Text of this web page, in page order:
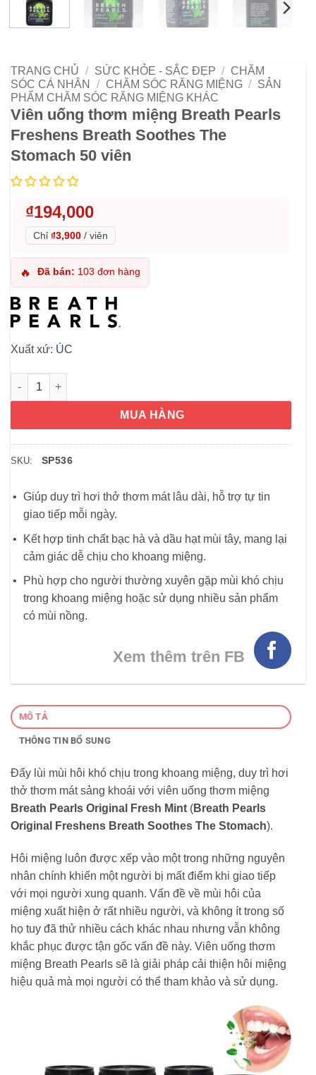
TRANG CHỦ / SỨC KHỎE - SẮC ĐẸP / CHĂM
SÓC CÁ NHÂN
/ CHĂM SÓC RĂNG MIỆNG / SẢN
PHẨM CHĂM SÓC RĂNG MIỆNG KHÁC
Viên uống thơm miệng Breath Pearls
Freshens Breath Soothes The
Stomach 50 viên
₫194,000
Chỉ ₫3,900 / viên
🔥 Đã bán: 103 đơn hàng
Xuất xứ: ÚC
Viên uống thơm miệng Breath Pearls Freshens Breath
MUA HÀNG
SKU: SP536
Giúp duy trì hơi thở thơm mát lâu dài, hỗ trợ tự tin
giao tiếp mỗi ngày.
Kết hợp tinh chất bạc hà và dầu hạt mùi tây, mang lại
cảm giác dễ chịu cho khoang miệng.
Phù hợp cho người thường xuyên gặp mùi khó chịu
trong khoang miệng hoặc sử dụng nhiều sản phẩm
có mùi nồng.
Xem thêm trên FB
MÔ TẢ
THÔNG TIN BỔ SUNG
Đẩy lùi mùi hôi khó chịu trong khoang miệng, duy trì hơi
thở thơm mát sảng khoái với viên uống thơm miệng
Breath Pearls Original Fresh Mint (Breath Pearls
Original Freshens Breath Soothes The Stomach).
Hôi miệng luôn được xếp vào một trong những nguyên
nhân chính khiến một người bị mất điểm khi giao tiếp
với mọi người xung quanh. Vấn đề về mùi hôi của
miệng xuất hiện ở rất nhiều người, và không ít trong số
họ tuy đã thử nhiều cách khác nhau nhưng vẫn không
khắc phục được tận gốc vấn đề này. Viên uống thơm
miệng Breath Pearls sẽ là giải pháp cải thiện hôi miệng
hiệu quả mà mọi người có thể tham khảo và sử dụng.